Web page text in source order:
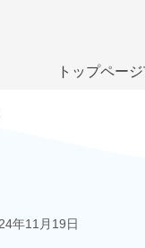
トップページ
年11月19日